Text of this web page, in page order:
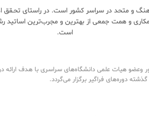
و متحد در سراسر کشور است. در راستای تحـقق
و همت جمعی از بهترین و مجرب‌ترین اساتید
است.
هیات علمی دانشگاه‌های سراسری با هدف ارائه
دوره‌های فراگیر برگزار می‌گردد.